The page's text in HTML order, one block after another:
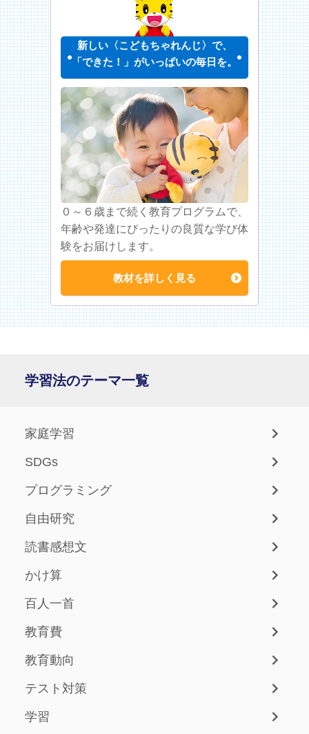
新しい〈こどもちゃれんじ〉で、
「できた！」がいっぱいの毎日を。
０～６歳まで続く教育プログラムで、
年齢や発達にぴったりの良質な学び体
験をお届けします。
教材を詳しく見る
学習法のテーマ一覧
家庭学習
SDGs
プログラミング
自由研究
読書感想文
かけ算
百人一首
教育費
教育動向
テスト対策
学習